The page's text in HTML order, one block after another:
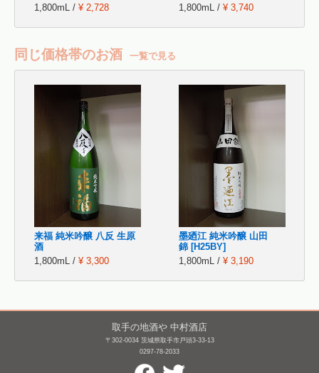
1,800mL / ¥ 2,728
1,800mL / ¥ 3,740
同じ価格帯のお酒 一覧で見る
来福 純米吟醸 八反 生原
酒
1,800mL / ¥ 3,300
墨廼江 純米吟醸 山田
錦 [H25BY]
1,800mL / ¥ 3,190
取手の地酒や 中村酒店
〒302-0034 茨城県取手市戸頭3-33-13
0297-78-2033